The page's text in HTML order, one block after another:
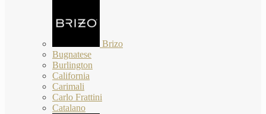
Brizo
Bugnatese
Burlington
California
Carimali
Carlo Frattini
Catalano